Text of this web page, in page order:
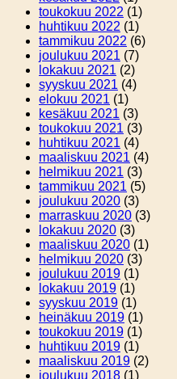
toukokuu 2022 (1)
huhtikuu 2022 (1)
tammikuu 2022 (6)
joulukuu 2021 (7)
lokakuu 2021 (2)
syyskuu 2021 (4)
elokuu 2021 (1)
kesäkuu 2021 (3)
toukokuu 2021 (3)
huhtikuu 2021 (4)
maaliskuu 2021 (4)
helmikuu 2021 (3)
tammikuu 2021 (5)
joulukuu 2020 (3)
marraskuu 2020 (3)
lokakuu 2020 (3)
maaliskuu 2020 (1)
helmikuu 2020 (3)
joulukuu 2019 (1)
lokakuu 2019 (1)
syyskuu 2019 (1)
heinäkuu 2019 (1)
toukokuu 2019 (1)
huhtikuu 2019 (1)
maaliskuu 2019 (2)
joulukuu 2018 (1)